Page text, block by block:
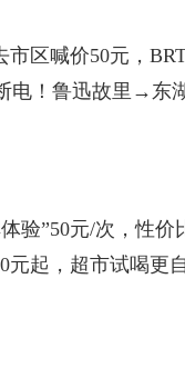
市区喊价50元，
电！鲁迅故里→东
验”50元/次，性价
元起，超市试喝更